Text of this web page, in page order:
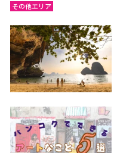
その他エリア